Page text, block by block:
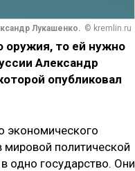
Лукашенко. © kremlin.ru
оружия, то ей нужно
Александр
опубликовал
экономического
мировой политической
одно государство. Они